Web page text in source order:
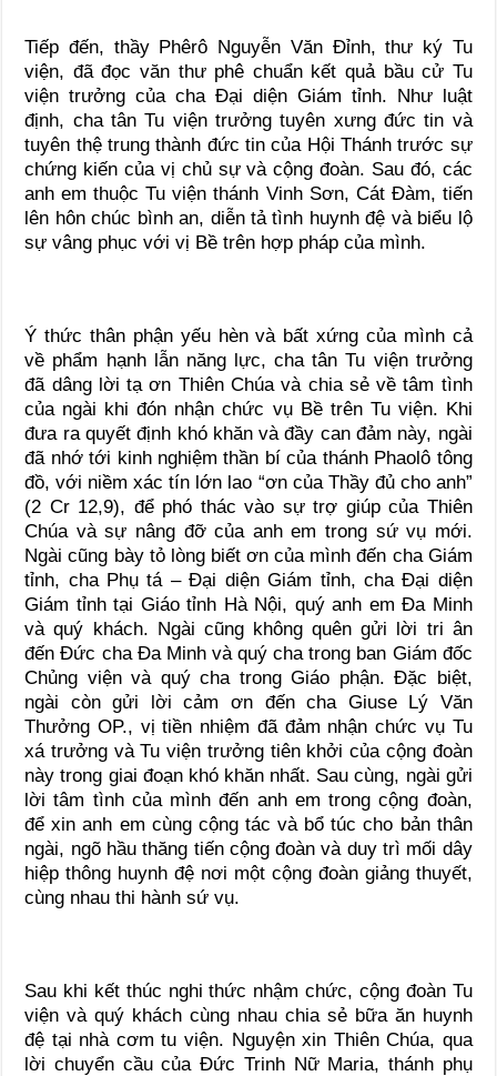
Tiếp đến, thầy Phêrô Nguyễn Văn Đỉnh, thư ký Tu
viện, đã đọc văn thư phê chuẩn kết quả bầu cử Tu
viện trưởng của cha Đại diện Giám tỉnh. Như luật
định, cha tân Tu viện trưởng tuyên xưng đức tin và
tuyên thệ trung thành đức tin của Hội Thánh trước sự
chứng kiến của vị chủ sự và cộng đoàn. Sau đó, các
anh em thuộc Tu viện thánh Vinh Sơn, Cát Đàm, tiến
lên hôn chúc bình an, diễn tả tình huynh đệ và biểu lộ
sự vâng phục với vị Bề trên hợp pháp của mình.
Ý thức thân phận yếu hèn và bất xứng của mình cả
về phẩm hạnh lẫn năng lực, cha tân Tu viện trưởng
đã dâng lời tạ ơn Thiên Chúa và chia sẻ về tâm tình
của ngài khi đón nhận chức vụ Bề trên Tu viện. Khi
đưa ra quyết định khó khăn và đầy can đảm này, ngài
đã nhớ tới kinh nghiệm thần bí của thánh Phaolô tông
đồ, với niềm xác tín lớn lao “ơn của Thầy đủ cho anh”
(2 Cr 12,9), để phó thác vào sự trợ giúp của Thiên
Chúa và sự nâng đỡ của anh em trong sứ vụ mới.
Ngài cũng bày tỏ lòng biết ơn của mình đến cha Giám
tỉnh, cha Phụ tá – Đại diện Giám tỉnh, cha Đại diện
Giám tỉnh tại Giáo tỉnh Hà Nội, quý anh em Đa Minh
và quý khách. Ngài cũng không quên gửi lời tri ân
đến Đức cha Đa Minh và quý cha trong ban Giám đốc
Chủng viện và quý cha trong Giáo phận. Đặc biệt,
ngài còn gửi lời cảm ơn đến cha Giuse Lý Văn
Thưởng OP., vị tiền nhiệm đã đảm nhận chức vụ Tu
xá trưởng và Tu viện trưởng tiên khởi của cộng đoàn
này trong giai đoạn khó khăn nhất. Sau cùng, ngài gửi
lời tâm tình của mình đến anh em trong cộng đoàn,
để xin anh em cùng cộng tác và bổ túc cho bản thân
ngài, ngõ hầu thăng tiến cộng đoàn và duy trì mối dây
hiệp thông huynh đệ nơi một cộng đoàn giảng thuyết,
cùng nhau thi hành sứ vụ.
Sau khi kết thúc nghi thức nhậm chức, cộng đoàn Tu
viện và quý khách cùng nhau chia sẻ bữa ăn huynh
đệ tại nhà cơm tu viện. Nguyện xin Thiên Chúa, qua
lời chuyển cầu của Đức Trinh Nữ Maria, thánh phụ